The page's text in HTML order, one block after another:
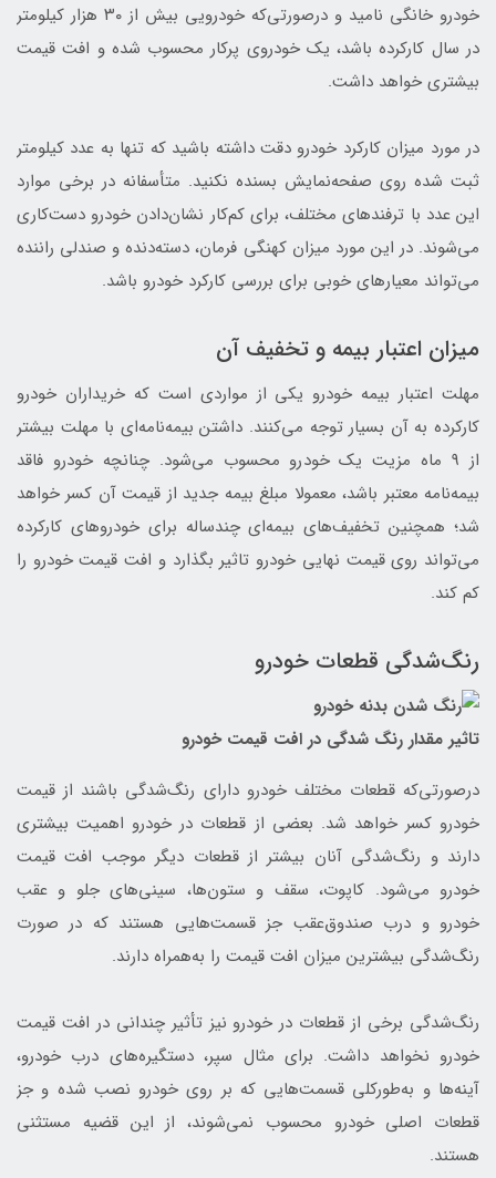
خودرو خانگی نامید و درصورتی‌که خودرویی بیش از ۳۰ هزار کیلومتر
در سال کارکرده باشد، یک خودروی پرکار محسوب شده و افت قیمت
بیشتری خواهد داشت.
در مورد میزان کارکرد خودرو دقت داشته باشید که تنها به عدد کیلومتر
ثبت شده روی صفحه‌نمایش بسنده نکنید. متأسفانه در برخی موارد
این عدد با ترفندهای مختلف، برای کم‌کار نشان‌دادن خودرو دست‌کاری
می‌شوند. در این مورد میزان کهنگی فرمان، دسته‌دنده و صندلی راننده
می‌تواند معیارهای خوبی برای بررسی کارکرد خودرو باشد.
میزان اعتبار بیمه و تخفیف آن
مهلت اعتبار بیمه خودرو یکی از مواردی است که خریداران خودرو
کارکرده به آن بسیار توجه می‌کنند. داشتن بیمه‌نامه‌ای با مهلت بیشتر
از 9 ماه مزیت یک خودرو محسوب می‌شود. چنانچه خودرو فاقد
بیمه‌نامه معتبر باشد، معمولا مبلغ بیمه جدید از قیمت آن کسر خواهد
شد؛ همچنین تخفیف‌های بیمه‌ای چندساله برای خودروهای کارکرده
می‌تواند روی قیمت نهایی خودرو تاثیر بگذارد و افت قیمت خودرو را
کم کند.
رنگ‌شدگی قطعات خودرو
تاثیر مقدار رنگ شدگی در افت قیمت خودرو
درصورتی‌که قطعات مختلف خودرو دارای رنگ‌شدگی باشند از قیمت
خودرو کسر خواهد شد. بعضی از قطعات در خودرو اهمیت بیشتری
دارند و رنگ‌شدگی آنان بیشتر از قطعات دیگر موجب افت قیمت
خودرو می‌شود. کاپوت، سقف و ستون‌ها، سینی‌های جلو و عقب
خودرو و درب صندوق‌عقب جز قسمت‌هایی هستند که در صورت
رنگ‌شدگی بیشترین میزان افت قیمت را به‌همراه دارند.
رنگ‌شدگی برخی از قطعات در خودرو نیز تأثیر چندانی در افت قیمت
خودرو نخواهد داشت. برای مثال سپر، دستگیره‌های درب خودرو،
آینه‌ها و به‌طورکلی قسمت‌هایی که بر روی خودرو نصب شده و جز
قطعات اصلی خودرو محسوب نمی‌شوند، از این قضیه مستثنی
هستند.